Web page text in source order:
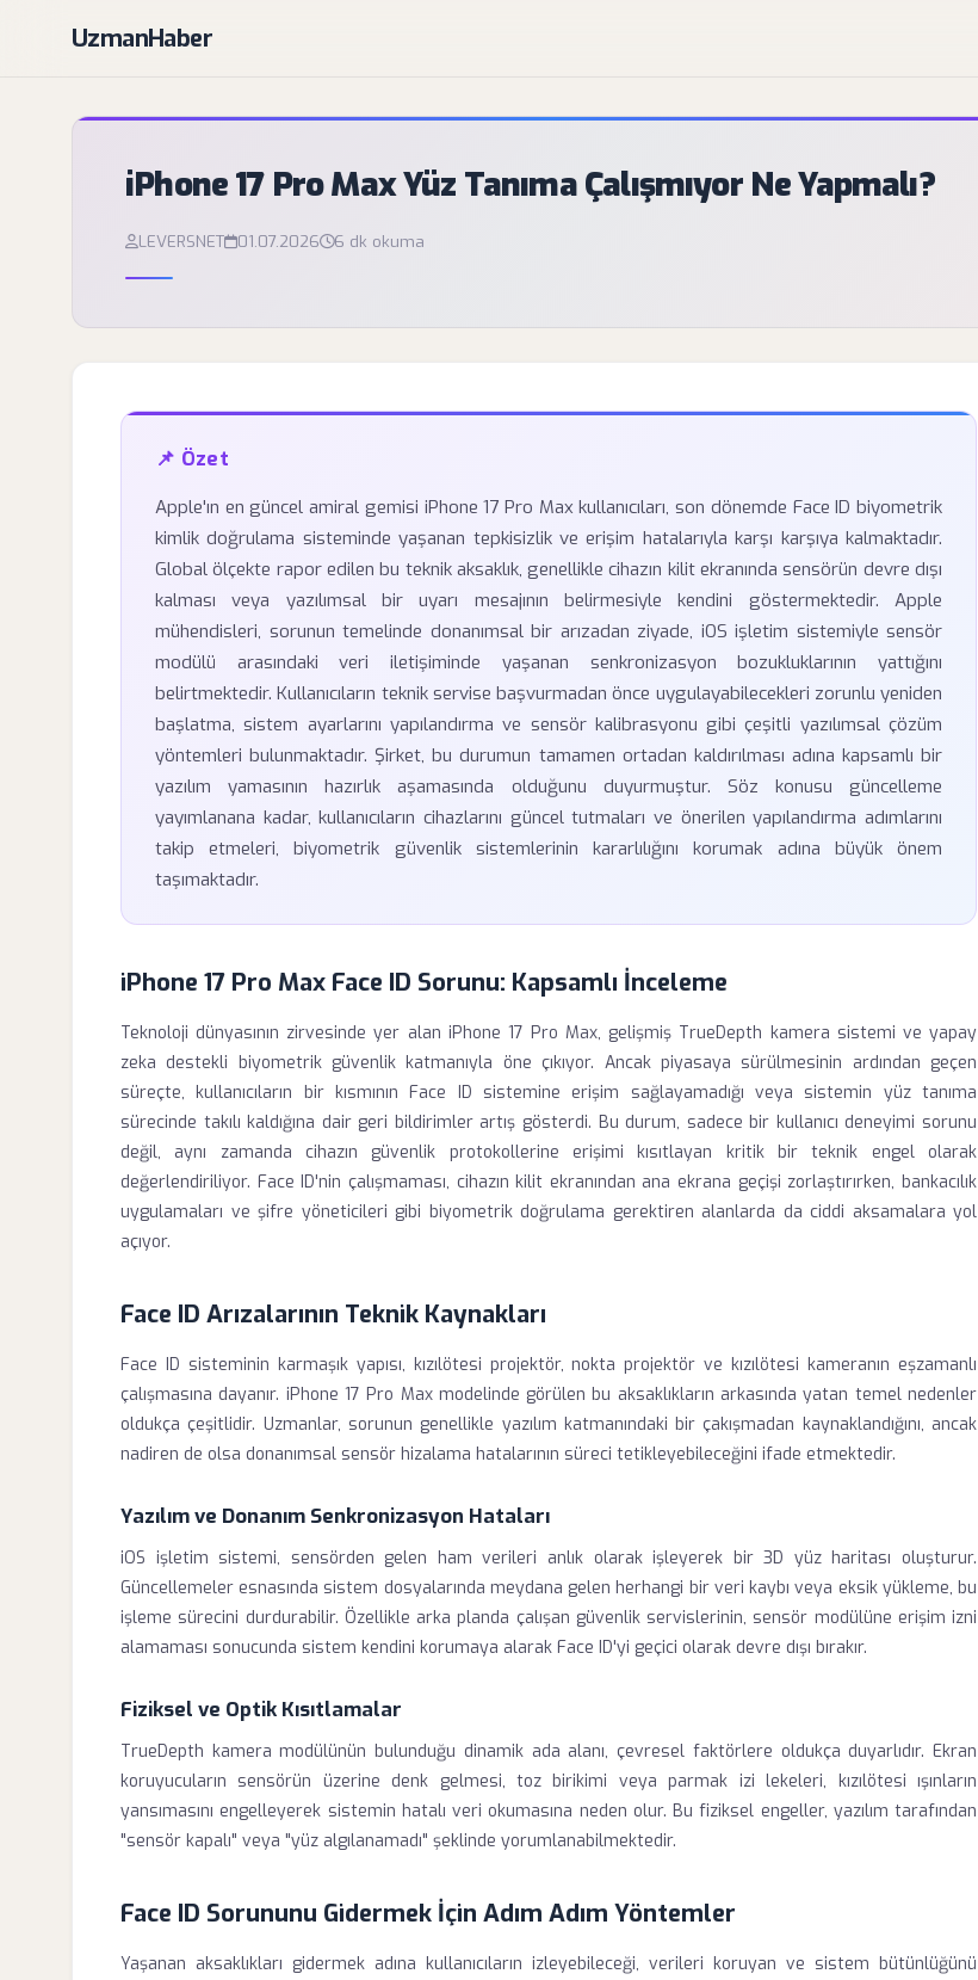
UzmanHaber
iPhone 17 Pro Max Yüz Tanıma Çalışmıyor Ne Yapmalı?
LEVERSNET 01.07.2026 6 dk okuma
📌 Özet
Apple'ın en güncel amiral gemisi iPhone 17 Pro Max kullanıcıları, son dönemde Face ID biyometrik
kimlik doğrulama sisteminde yaşanan tepkisizlik ve erişim hatalarıyla karşı karşıya kalmaktadır.
Global ölçekte rapor edilen bu teknik aksaklık, genellikle cihazın kilit ekranında sensörün devre dışı
kalması veya yazılımsal bir uyarı mesajının belirmesiyle kendini göstermektedir. Apple
mühendisleri, sorunun temelinde donanımsal bir arızadan ziyade, iOS işletim sistemiyle sensör
modülü arasındaki veri iletişiminde yaşanan senkronizasyon bozukluklarının yattığını
belirtmektedir. Kullanıcıların teknik servise başvurmadan önce uygulayabilecekleri zorunlu yeniden
başlatma, sistem ayarlarını yapılandırma ve sensör kalibrasyonu gibi çeşitli yazılımsal çözüm
yöntemleri bulunmaktadır. Şirket, bu durumun tamamen ortadan kaldırılması adına kapsamlı bir
yazılım yamasının hazırlık aşamasında olduğunu duyurmuştur. Söz konusu güncelleme
yayımlanana kadar, kullanıcıların cihazlarını güncel tutmaları ve önerilen yapılandırma adımlarını
takip etmeleri, biyometrik güvenlik sistemlerinin kararlılığını korumak adına büyük önem
taşımaktadır.
iPhone 17 Pro Max Face ID Sorunu: Kapsamlı İnceleme
Teknoloji dünyasının zirvesinde yer alan iPhone 17 Pro Max, gelişmiş TrueDepth kamera sistemi ve yapay
zeka destekli biyometrik güvenlik katmanıyla öne çıkıyor. Ancak piyasaya sürülmesinin ardından geçen
süreçte, kullanıcıların bir kısmının Face ID sistemine erişim sağlayamadığı veya sistemin yüz tanıma
sürecinde takılı kaldığına dair geri bildirimler artış gösterdi. Bu durum, sadece bir kullanıcı deneyimi sorunu
değil, aynı zamanda cihazın güvenlik protokollerine erişimi kısıtlayan kritik bir teknik engel olarak
değerlendiriliyor. Face ID'nin çalışmaması, cihazın kilit ekranından ana ekrana geçişi zorlaştırırken, bankacılık
uygulamaları ve şifre yöneticileri gibi biyometrik doğrulama gerektiren alanlarda da ciddi aksamalara yol
açıyor.
Face ID Arızalarının Teknik Kaynakları
Face ID sisteminin karmaşık yapısı, kızılötesi projektör, nokta projektör ve kızılötesi kameranın eşzamanlı
çalışmasına dayanır. iPhone 17 Pro Max modelinde görülen bu aksaklıkların arkasında yatan temel nedenler
oldukça çeşitlidir. Uzmanlar, sorunun genellikle yazılım katmanındaki bir çakışmadan kaynaklandığını, ancak
nadiren de olsa donanımsal sensör hizalama hatalarının süreci tetikleyebileceğini ifade etmektedir.
Yazılım ve Donanım Senkronizasyon Hataları
iOS işletim sistemi, sensörden gelen ham verileri anlık olarak işleyerek bir 3D yüz haritası oluşturur.
Güncellemeler esnasında sistem dosyalarında meydana gelen herhangi bir veri kaybı veya eksik yükleme, bu
işleme sürecini durdurabilir. Özellikle arka planda çalışan güvenlik servislerinin, sensör modülüne erişim izni
alamaması sonucunda sistem kendini korumaya alarak Face ID'yi geçici olarak devre dışı bırakır.
Fiziksel ve Optik Kısıtlamalar
TrueDepth kamera modülünün bulunduğu dinamik ada alanı, çevresel faktörlere oldukça duyarlıdır. Ekran
koruyucuların sensörün üzerine denk gelmesi, toz birikimi veya parmak izi lekeleri, kızılötesi ışınların
yansımasını engelleyerek sistemin hatalı veri okumasına neden olur. Bu fiziksel engeller, yazılım tarafından
"sensör kapalı" veya "yüz algılanamadı" şeklinde yorumlanabilmektedir.
Face ID Sorununu Gidermek İçin Adım Adım Yöntemler
Yaşanan aksaklıkları gidermek adına kullanıcıların izleyebileceği, verileri koruyan ve sistem bütünlüğünü